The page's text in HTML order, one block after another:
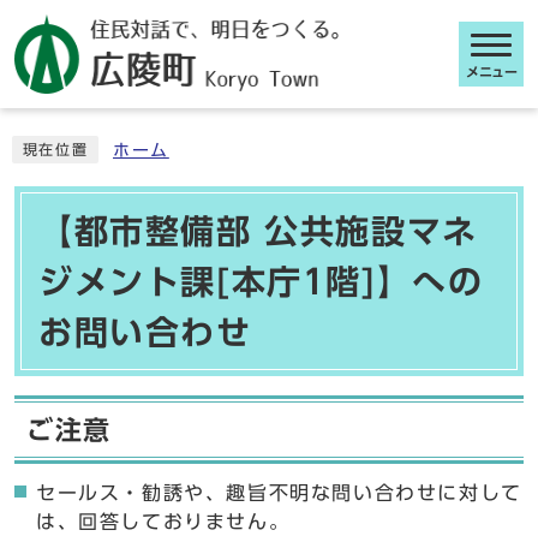
メニュー
現在位置 ホーム
【都市整備部 公共施設マネ
ジメント課[本庁1階]】への
お問い合わせ
ご注意
セールス・勧誘や、趣旨不明な問い合わせに対して
は、回答しておりません。